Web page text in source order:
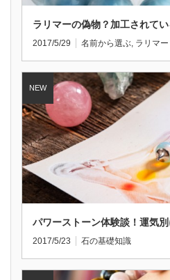
ラリマーの偽物？加工されて
2017/5/29 名前から選ぶ, ラリマー
パワーストーン体験談！運気
2017/5/23 石の基礎知識